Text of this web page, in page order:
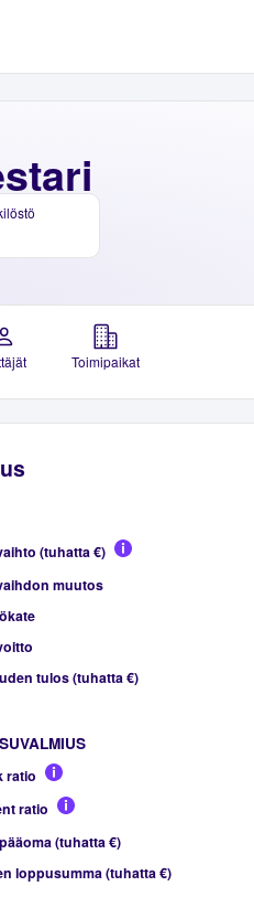
Toimipaikat
(tuhatta €)
muutos
tulos (tuhatta €)
ratio
ratio
(tuhatta €)
loppusumma (tuhatta €)